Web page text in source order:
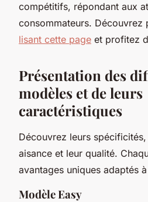
compétitifs, répondant aux
consommateurs. Découvrez
lisant cette page et profitez
Présentation des
modèles et de leurs
caractéristiques
Découvrez leurs
aisance et leur qualité.
avantages uniques adaptés
Modèle Easy